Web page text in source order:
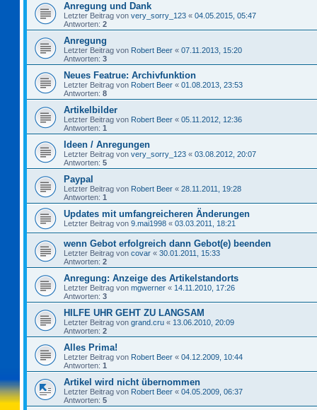
Anregung und Dank
Letzter Beitrag von very_sorry_123 « 04.05.2015, 05:47
Antworten: 2
Anregung
Letzter Beitrag von Robert Beer « 07.11.2013, 15:20
Antworten: 3
Neues Featrue: Archivfunktion
Letzter Beitrag von Robert Beer « 01.08.2013, 23:53
Antworten: 8
Artikelbilder
Letzter Beitrag von Robert Beer « 05.11.2012, 12:36
Antworten: 1
Ideen / Anregungen
Letzter Beitrag von very_sorry_123 « 03.08.2012, 20:07
Antworten: 5
Paypal
Letzter Beitrag von Robert Beer « 28.11.2011, 19:28
Antworten: 1
Updates mit umfangreicheren Änderungen
Letzter Beitrag von 9.mai1998 « 03.03.2011, 18:21
wenn Gebot erfolgreich dann Gebot(e) beenden
Letzter Beitrag von covar « 30.01.2011, 15:33
Antworten: 2
Anregung: Anzeige des Artikelstandorts
Letzter Beitrag von mgwerner « 14.11.2010, 17:26
Antworten: 3
HILFE UHR GEHT ZU LANGSAM
Letzter Beitrag von grand.cru « 13.06.2010, 20:09
Antworten: 2
Alles Prima!
Letzter Beitrag von Robert Beer « 04.12.2009, 10:44
Antworten: 1
Artikel wird nicht übernommen
Letzter Beitrag von Robert Beer « 04.05.2009, 06:37
Antworten: 5